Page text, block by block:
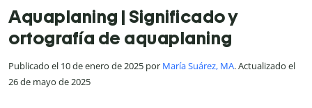
Aquaplaning | Significado y
ortografía de aquaplaning
Publicado el 10 de enero de 2025 por María Suárez, MA. Actualizado el
26 de mayo de 2025